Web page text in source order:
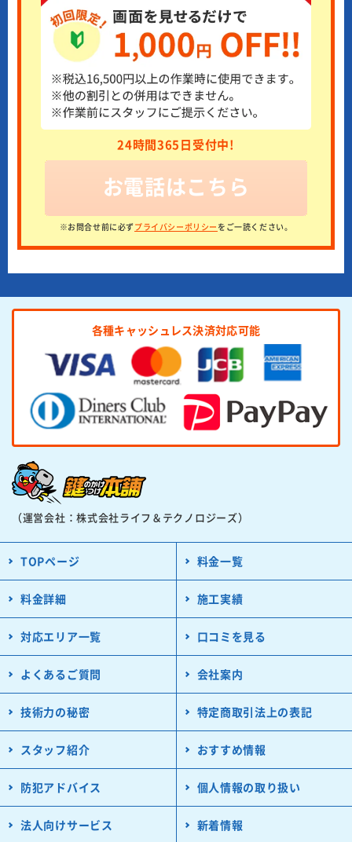
24時間365日受付中!
お電話はこちら
※お問合せ前に必ずプライバシーポリシー をご一読ください。
各種キャッシュレス決済対応可能
（運営会社：株式会社ライフ＆テクノロジーズ）
TOPページ 料金一覧
料金詳細 施工実績
対応エリア一覧 口コミを見る
よくあるご質問 会社案内
技術力の秘密 特定商取引法上の表記
スタッフ紹介 おすすめ情報
防犯アドバイス 個人情報の取り扱い
法人向けサービス 新着情報